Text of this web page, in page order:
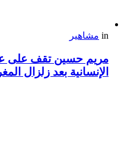
in مشاهير
مريم حسين تقف على
الإنسانية بعد زلزال